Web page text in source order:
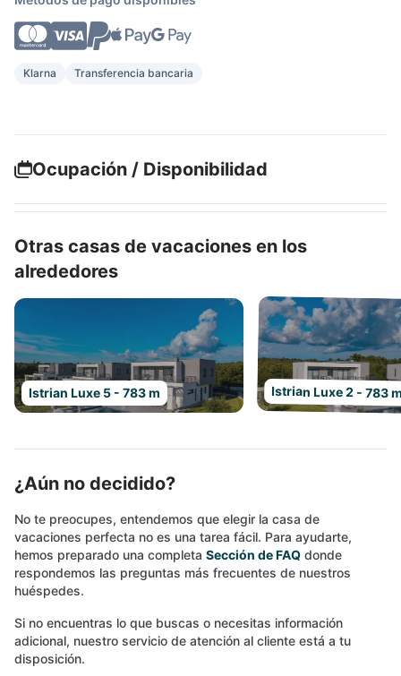
Klarna Transferencia bancaria
Ocupación / Disponibilidad
Otras casas de vacaciones en los
alrededores
Istrian Luxe 5 - 783 m Istrian Luxe 2 - 783
¿Aún no decidido?
No te preocupes, entendemos que elegir la casa de
vacaciones perfecta no es una tarea fácil. Para ayudarte,
hemos preparado una completa Sección de FAQ donde
respondemos las preguntas más frecuentes de nuestros
huéspedes.
Si no encuentras lo que buscas o necesitas información
adicional, nuestro servicio de atención al cliente está a tu
disposición.